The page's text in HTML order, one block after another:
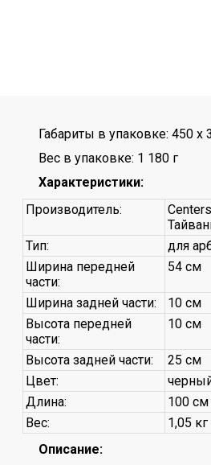
Габариты в упаковке: 450
Вес в упаковке: 1 180 г
Характеристики:
Производитель:
Тип:
для
Ширина передней
части:
54 см
Ширина задней части:
10 см
Высота передней
части:
10 см
Высота задней части:
25 см
Цвет:
Длина:
100 см
Вес:
1,05 кг
Описание: